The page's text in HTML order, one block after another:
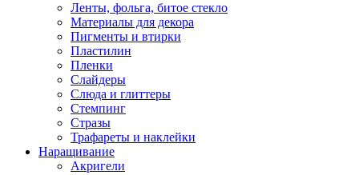
Ленты, фольга, битое стекло
Материалы для декора
Пигменты и втирки
Пластилин
Пленки
Слайдеры
Слюда и глиттеры
Стемпинг
Стразы
Трафареты и наклейки
Наращивание
Акригели